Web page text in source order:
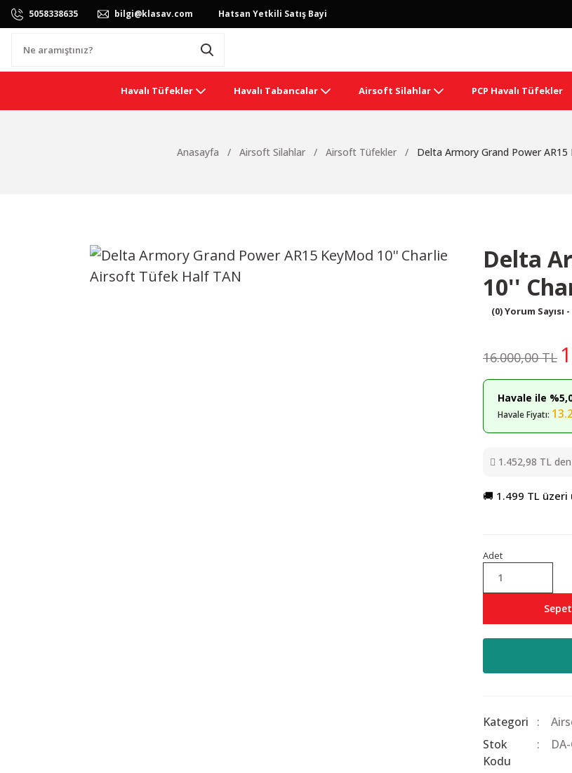
5058338635 bilgi@klasav.com Hatsan Yetkili Satış Bayi
Havalı Tüfekler Havalı Tabancalar Airsoft Silahlar PCP Havalı Tüfekler
Anasayfa Airsoft Silahlar Airsoft Tüfekler Delta Armory Grand Power
Delta
10''
(0) Yorum Sayısı
16.000,00 TL
Havale ile
Havale Fiyatı:
1.452,98 TL
🚚 1.499 TL üzeri
Adet
Kategori
Stok
Kodu